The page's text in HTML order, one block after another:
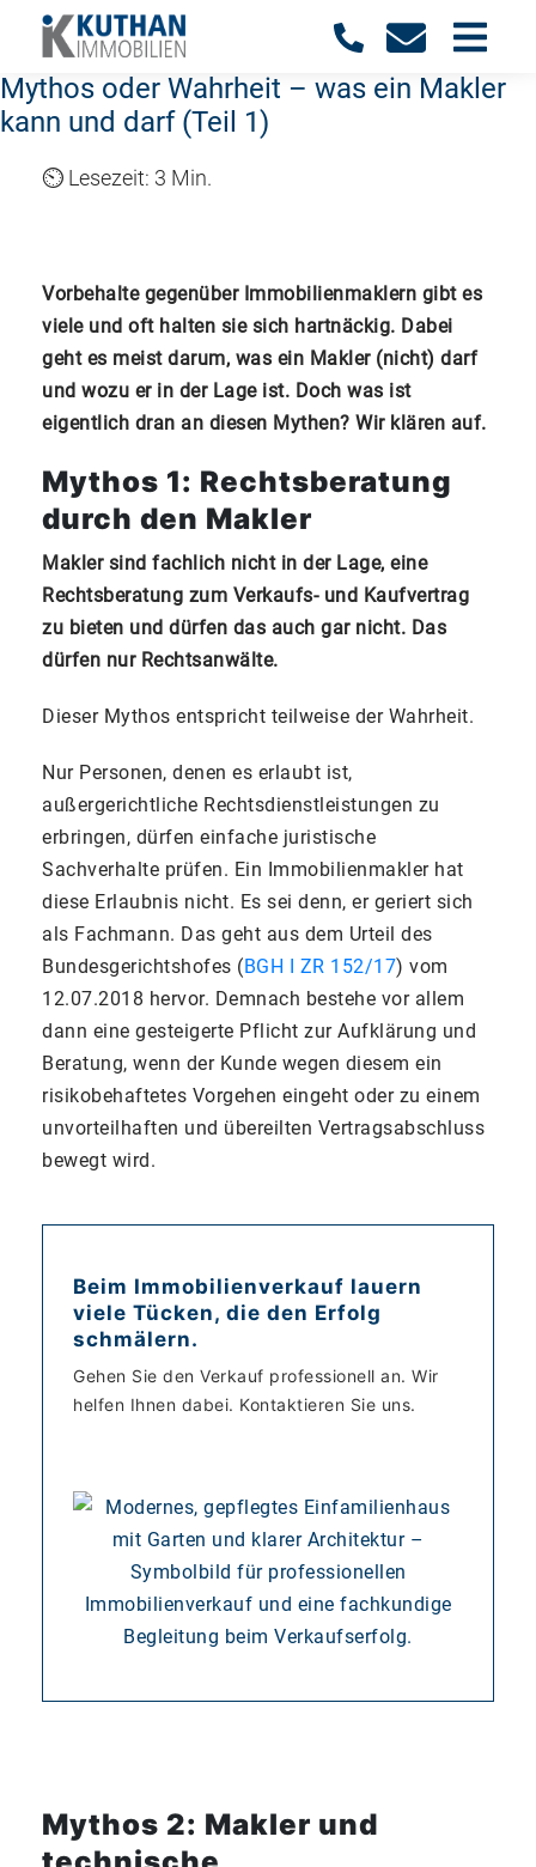
Mythos oder Wahrheit – was ein Makler
kann und darf (Teil 1)
3 Min.
Vorbehalte gegenüber Immobilienmaklern gibt es
viele und oft halten sie sich hartnäckig. Dabei
geht es meist darum, was ein Makler (nicht) darf
und wozu er in der Lage ist. Doch was ist
eigentlich dran an diesen Mythen? Wir klären auf.
Mythos 1: Rechtsberatung
durch den Makler
Makler sind fachlich nicht in der Lage, eine
Rechtsberatung zum Verkaufs- und Kaufvertrag
zu bieten und dürfen das auch gar nicht. Das
dürfen nur Rechtsanwälte.
Dieser Mythos entspricht teilweise der Wahrheit.
Nur Personen, denen es erlaubt ist,
außergerichtliche Rechtsdienstleistungen zu
erbringen, dürfen einfache juristische
Sachverhalte prüfen. Ein Immobilienmakler hat
diese Erlaubnis nicht. Es sei denn, er geriert sich
als Fachmann. Das geht aus dem Urteil des
Bundesgerichtshofes (BGH I ZR 152/17) vom
12.07.2018 hervor. Demnach bestehe vor allem
dann eine gesteigerte Pflicht zur Aufklärung und
Beratung, wenn der Kunde wegen diesem ein
risikobehaftetes Vorgehen eingeht oder zu einem
unvorteilhaften und übereilten Vertragsabschluss
bewegt wird.
Beim Immobilienverkauf lauern
viele Tücken, die den Erfolg
schmälern.
Gehen Sie den Verkauf professionell an. Wir
helfen Ihnen dabei. Kontaktieren Sie uns.
Mythos 2: Makler und